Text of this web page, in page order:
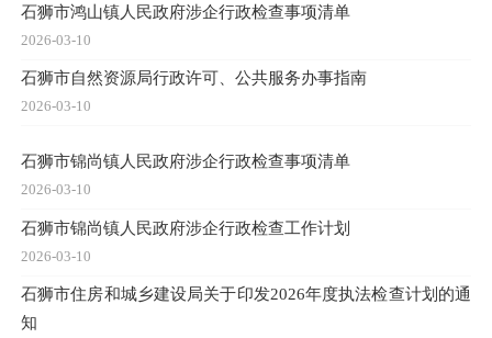
石狮市鸿山镇人民政府涉企行政检查事项清单
2026-03-10
石狮市自然资源局行政许可、公共服务办事指南
2026-03-10
石狮市锦尚镇人民政府涉企行政检查事项清单
2026-03-10
石狮市锦尚镇人民政府涉企行政检查工作计划
2026-03-10
石狮市住房和城乡建设局关于印发2026年度执法检查计划的通
知